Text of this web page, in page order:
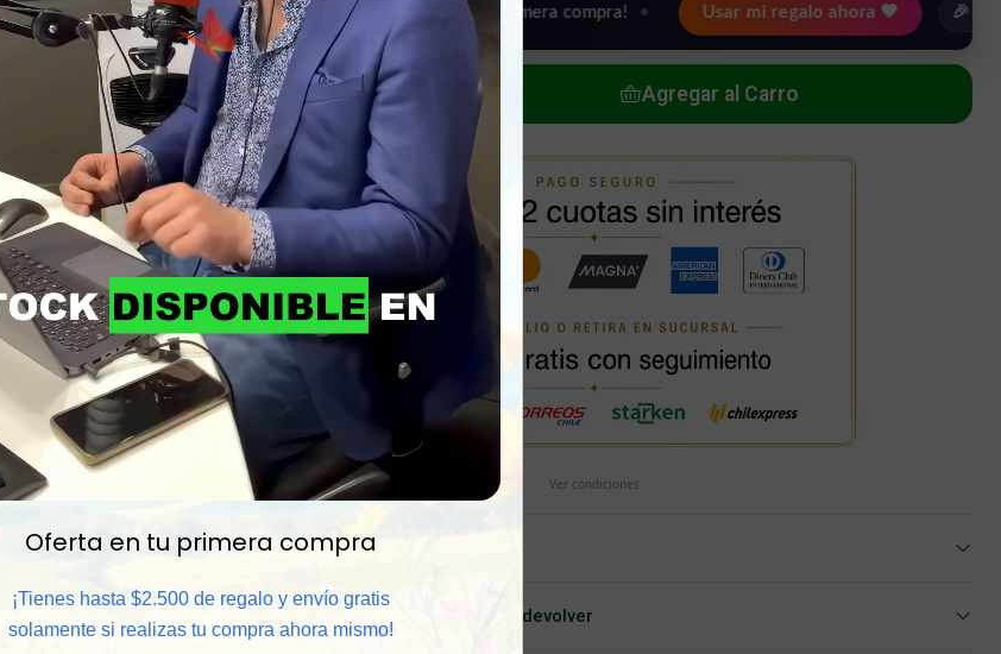
Oferta en tu primera compra
¡Tienes hasta $2.500 de regalo y envío gratis
solamente si realizas tu compra ahora mismo!
🎉 Bienvenid@ 🔥 ¡Hasta $2.500de regalo en tu primera compra! • Usar mi regalo ahora 🖤 🎉 Bienvenid@
Cantidad
Agregar al Carro
Ver condiciones
📦 Comprar al por mayor
⏰ Garantía 8 meses para cambiar o devolver